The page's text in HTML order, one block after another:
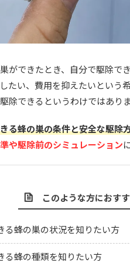
ができたとき、自分で駆除で
たい、費用を抑えたいという
除できるというわけではありま
る蜂の巣の条件と安全な駆除
や駆除前のシミュレーション
このような方におす
る蜂の巣の状況を知りたい方
る蜂の種類を知りたい方